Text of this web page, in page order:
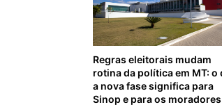
Regras eleitorais mudam
rotina da política em MT: o
a nova fase significa para
Sinop e para os moradores